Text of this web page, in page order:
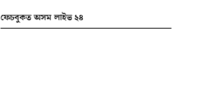
ফেচবুকত অসম লাইভ ২৪